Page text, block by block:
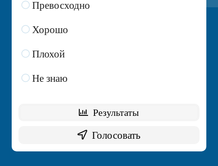
Превосходно
Хорошо
Плохой
Не знаю